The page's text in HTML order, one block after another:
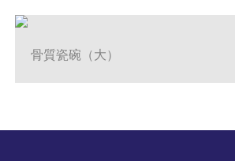
骨質瓷碗（大）